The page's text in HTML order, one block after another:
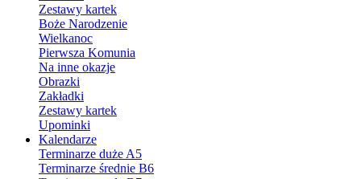
Zestawy kartek
Boże Narodzenie
Wielkanoc
Pierwsza Komunia
Na inne okazje
Obrazki
Zakładki
Zestawy kartek
Upominki
Kalendarze
Terminarze duże A5
Terminarze średnie B6